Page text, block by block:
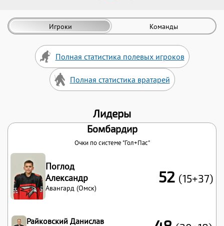
Игроки Команды
Полная статистика полевых игроков
Полная статистика вратарей
Лидеры
Бомбардир
Очки по системе "Гол+Пас"
Поглод
Александр
Авангард (Омск)
52 (15+37)
Райковский Данислав